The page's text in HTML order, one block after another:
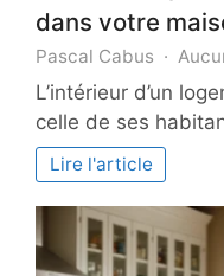
dans votre
Pascal Cabus
L’intérieur d’un
celle de ses
Lire l'article